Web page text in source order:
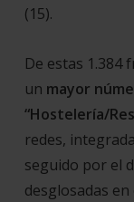
(15).
De estas 1.384
un mayor
“Hostelería/
redes,
seguido por el
desglosadas